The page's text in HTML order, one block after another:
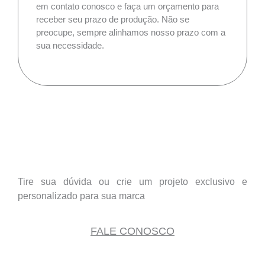
em contato conosco e faça um orçamento para
receber seu prazo de produção. Não se
preocupe, sempre alinhamos nosso prazo com a
sua necessidade.
Tire sua dúvida ou crie um projeto exclusivo e
personalizado para sua marca
FALE CONOSCO